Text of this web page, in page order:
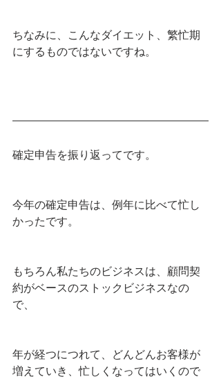
ちなみに、こんなダイエット、繁忙期
にするものではないですね。
確定申告を振り返ってです。
今年の確定申告は、例年に比べて忙し
かったです。
もちろん私たちのビジネスは、顧問契
約がベースのストックビジネスなの
で、
年が経つにつれて、どんどんお客様が
増えていき、忙しくなってはいくので